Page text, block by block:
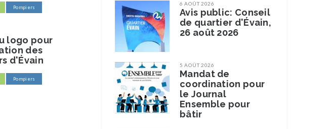
Pompiers
logo pour
des
d'Évain
Pompiers
6 AOÛT 2026
Avis public: Conseil
de quartier d'Évain,
26 août 2026
5 AOÛT 2026
Mandat de
coordination pour
le Journal
Ensemble pour
bâtir